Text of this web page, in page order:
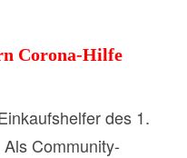
Corona-Hilfe
des 1.
Community-